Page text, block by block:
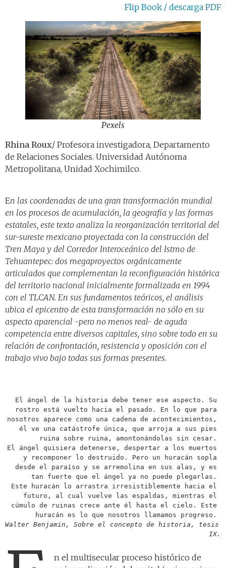
Flip Book / descarga PDF
Pexels
Rhina Roux/ Profesora investigadora, Departamento
de Relaciones Sociales. Universidad Autónoma
Metropolitana, Unidad Xochimilco.
En las coordenadas de una gran transformación mundial
en los procesos de acumulación, la geografía y las formas
estatales, este texto analiza la reorganización territorial del
sur-sureste mexicano proyectada con la construcción del
Tren Maya y del Corredor Interoceánico del Istmo de
Tehuantepec: dos megaproyectos orgánicamente
articulados que complementan la reconfiguración histórica
del territorio nacional inicialmente formalizada en 1994
con el TLCAN. En sus fundamentos teóricos, el análisis
ubica el epicentro de esta transformación no sólo en su
aspecto aparencial -pero no menos real- de aguda
competencia entre diversos capitales, sino sobre todo en su
relación de confrontación, resistencia y oposición con el
trabajo vivo bajo todas sus formas presentes.
El ángel de la historia debe tener ese aspecto. Su
rostro está vuelto hacia el pasado. En lo que para
nosotros aparece como una cadena de acontecimientos,
él ve una catástrofe única, que arroja a sus pies
ruina sobre ruina, amontonándolas sin cesar.
El ángel quisiera detenerse, despertar a los muertos
y recomponer lo destruido. Pero un huracán sopla
desde el paraíso y se arremolina en sus alas, y es
tan fuerte que el ángel ya no puede plegarlas.
Este huracán lo arrastra irresistiblemente hacia el
futuro, al cual vuelve las espaldas, mientras el
cúmulo de ruinas crece ante él hasta el cielo. Este
huracán es lo que nosotros llamamos progreso.
Walter Benjamin, Sobre el concepto de historia, tesis
IX.
n el multisecular proceso histórico de